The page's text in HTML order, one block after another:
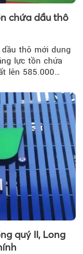
chứa dầu thô
thô mới dung
lực tồn chứa
lên 585.000
quý II, Long